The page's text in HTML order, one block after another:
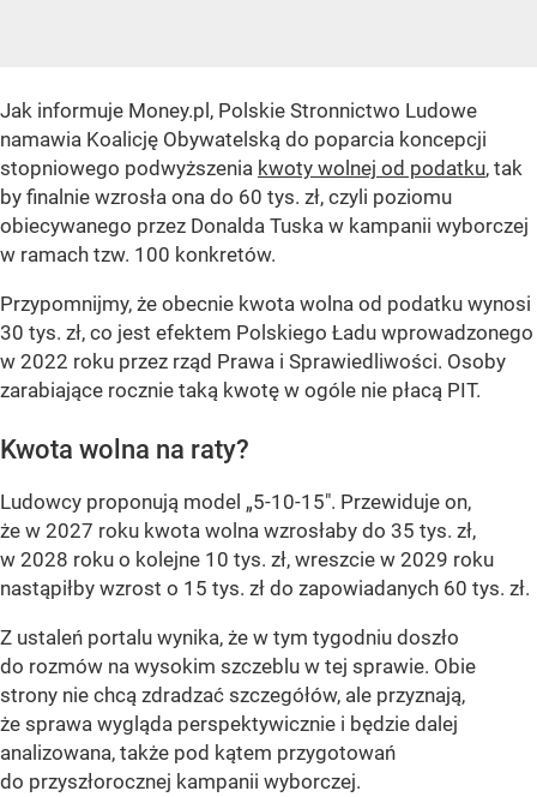
Jak informuje Money.pl, Polskie Stronnictwo Ludowe
namawia Koalicję Obywatelską do poparcia koncepcji
stopniowego podwyższenia kwoty wolnej od podatku, tak
by finalnie wzrosła ona do 60 tys. zł, czyli poziomu
obiecywanego przez Donalda Tuska w kampanii wyborczej
w ramach tzw. 100 konkretów.
Przypomnijmy, że obecnie kwota wolna od podatku wynosi
30 tys. zł, co jest efektem Polskiego Ładu wprowadzonego
w 2022 roku przez rząd Prawa i Sprawiedliwości. Osoby
zarabiające rocznie taką kwotę w ogóle nie płacą PIT.
Kwota wolna na raty?
Ludowcy proponują model „5-10-15". Przewiduje on,
że w 2027 roku kwota wolna wzrosłaby do 35 tys. zł,
w 2028 roku o kolejne 10 tys. zł, wreszcie w 2029 roku
nastąpiłby wzrost o 15 tys. zł do zapowiadanych 60 tys. zł.
Z ustaleń portalu wynika, że w tym tygodniu doszło
do rozmów na wysokim szczeblu w tej sprawie. Obie
strony nie chcą zdradzać szczegółów, ale przyznają,
że sprawa wygląda perspektywicznie i będzie dalej
analizowana, także pod kątem przygotowań
do przyszłorocznej kampanii wyborczej.